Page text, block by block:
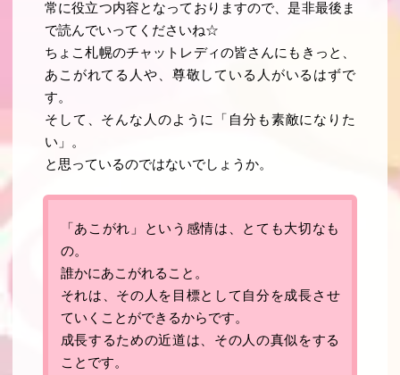
常に役立つ内容となっておりますので、是非最後ま
で読んでいってくださいね☆
ちょこ札幌のチャットレディの皆さんにもきっと、
あこがれてる人や、尊敬している人がいるはずで
す。
そして、そんな人のように「 自分も素敵になりた
い 」。
と思っているのではないでしょうか。
「あこがれ」という感情は、とても大切なも
の。
誰かにあこがれること。
それは、 その人を目標として自分を成長させ
ていくことができるからです。
成長するための近道は、その人の真似をする
ことです。